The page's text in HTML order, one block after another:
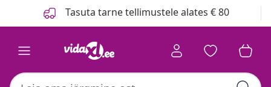
Tasuta tarne tellimustele alates € 80